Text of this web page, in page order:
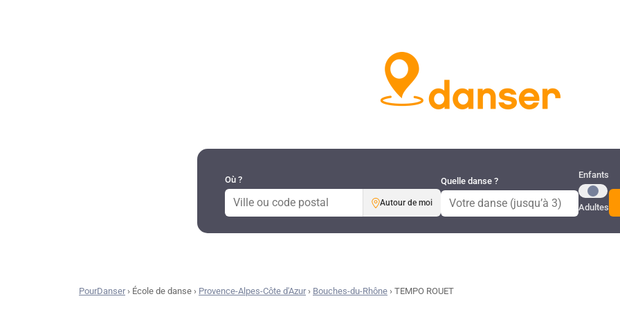
Où ?
Autour de moi
Quelle danse ?
Enfants
Adultes
PourDanser› École de danse › Provence-Alpes-Côte d'Azur› Bouches-du-Rhône › TEMPO ROUET